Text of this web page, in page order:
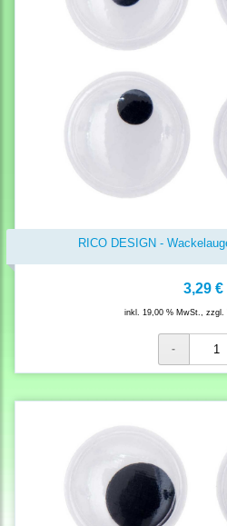
RICO DESIGN -
3,29 €
inkl. 19,00 % MwSt., zzgl.